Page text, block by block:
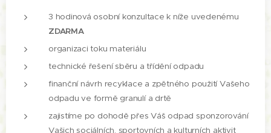
3 hodinová osobní konzultace k níže uvedenému
ZDARMA
organizaci toku materiálu
technické řešení sběru a třídění odpadu
finanční návrh recyklace a zpětného použití Vašeho
odpadu ve formě granulí a drtě
zajistíme po dohodě přes Váš odpad sponzorování
Vašich sociálních, sportovních a kulturních aktivit